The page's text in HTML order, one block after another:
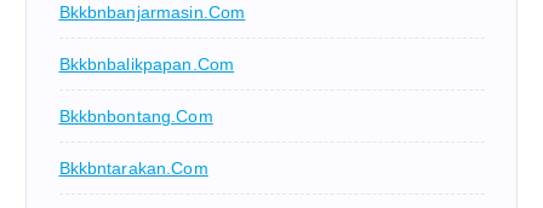
Bkkbnbanjarmasin.com
Bkkbnbalikpapan.com
Bkkbnbontang.com
Bkkbntarakan.com